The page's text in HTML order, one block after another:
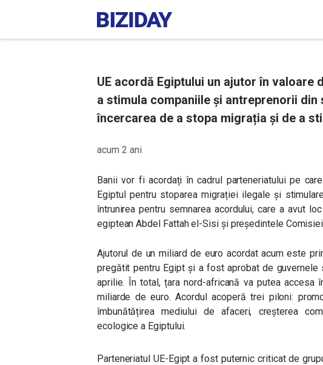
UE acordă Egiptului un ajutor în valoare
a stimula companiile și antreprenorii
încercarea de a stopa migrația și de a
acum 2 ani
Banii vor fi acordați în cadrul parteneriatului pe
Egiptul pentru stoparea migrației ilegale și
întrunirea pentru semnarea acordului, care a avut
egiptean Abdel Fattah el-Sisi și președintele
Ajutorul de un miliard de euro acordat acum este
pregătit pentru Egipt și a fost aprobat de guvernele
aprilie. În total, țara nord-africană va putea accesa
miliarde de euro. Acordul acoperă trei piloni:
îmbunătățirea mediului de afaceri, creșterea
ecologice a Egiptului.
Parteneriatul UE-Egipt a fost puternic criticat de